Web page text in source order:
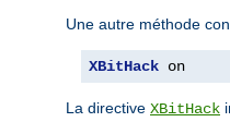
Une autre méthode
XBitHack on
La directive XBitHack